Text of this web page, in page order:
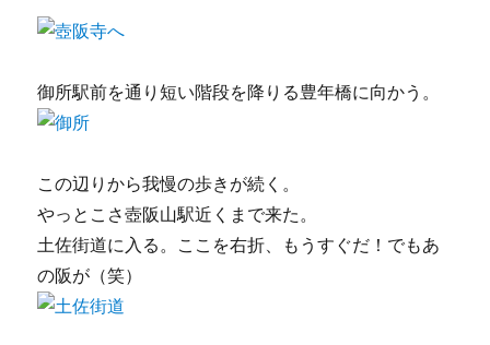
御所駅前を通り短い階段を降りる豊年橋に向かう。
この辺りから我慢の歩きが続く。
やっとこさ壺阪山駅近くまで来た。
土佐街道に入る。ここを右折、もうすぐだ！でもあ
の阪が（笑）